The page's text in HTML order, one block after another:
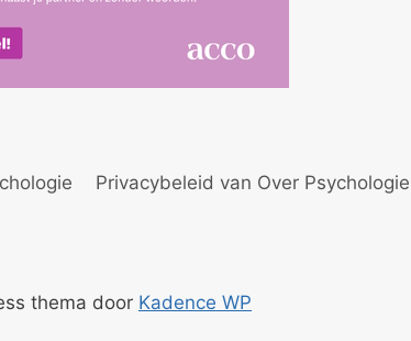
Privacybeleid van Over Psychologie
thema door Kadence WP